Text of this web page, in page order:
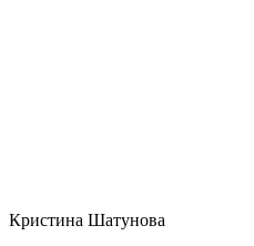
Кристина Шатунова